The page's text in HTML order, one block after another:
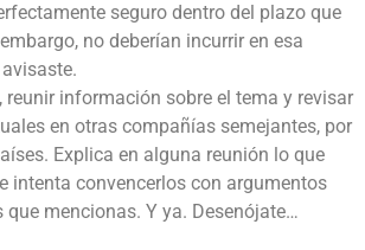
seguro dentro del plazo que
no deberían incurrir en esa
reunir información sobre el tema y revisar
en otras compañías semejantes, por
Explica en alguna reunión lo que
intenta convencerlos con argumentos
mencionas. Y ya. Desenójate…